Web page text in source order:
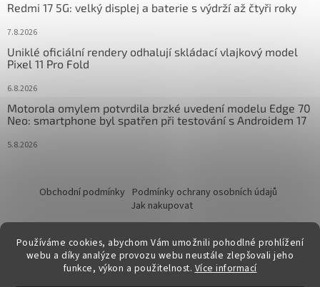
Používáme cookies, abychom Vám umožnili pohodlné prohlížení
webu a díky analýze provozu webu neustále zlepšovali jeho
funkce, výkon a použitelnost. Více informací
Redmi 17 5G: velký displej a baterie s výdrží až čtyři roky
7.8.2026
Uniklé oficiální rendery odhalují skládací vlajkový model
Pixel 11 Pro Fold
6.8.2026
Motorola omylem potvrdila brzké uvedení modelu Edge 70
Neo: smartphone byl spatřen při testování s Androidem 17
5.8.2026
Obchodní podmínky Podmínky ochrany osobních údajů
Jak nakupovat
Vytvořil Shoptet